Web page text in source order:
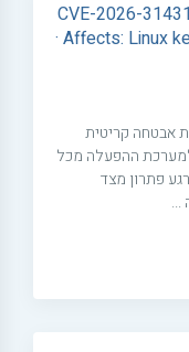
CVE-2026-
· Affects: Linux
אבטחה קריטית
ההפעלה מכל
פתרון מצד
...